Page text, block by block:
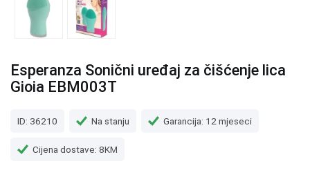
Esperanza Sonični uređaj za čišćenje lica
Gioia EBM003T
ID: 36210 Na stanju Garancija: 12 mjeseci
Cijena dostave: 8KM